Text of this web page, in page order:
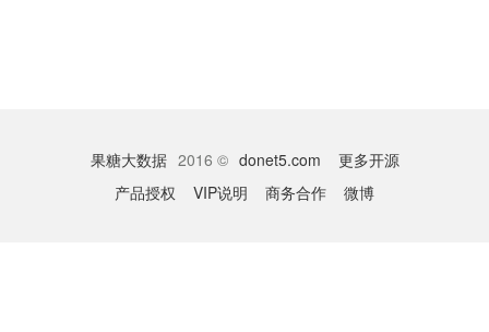
果糖大数据 2016 © donet5.com
更多开源
产品授权
VIP说明 商务合作 微博